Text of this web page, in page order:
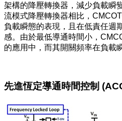
架構的降壓轉換器，減少負載瞬
流模式降壓轉換器相比，
負載瞬態的表現，且在低責任週
感。由於最低導通時間小，
的應用中，而其開關頻率在負載
先進恆定導通時間控制